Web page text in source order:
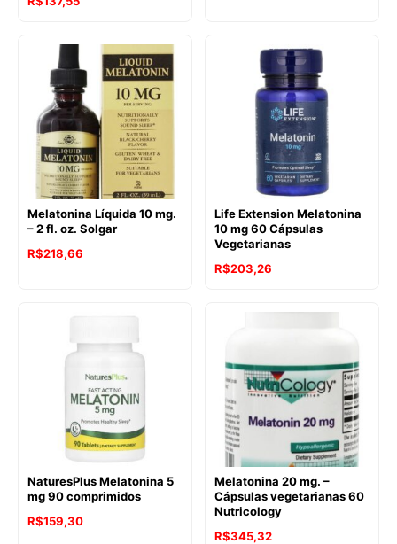
Melatonina Líquida 10 mg.
– 2 fl. oz. Solgar
R$218,66
Life Extension Melatonina
10 mg 60 Cápsulas
Vegetarianas
R$203,26
NaturesPlus Melatonina 5
mg 90 comprimidos
R$159,30
Melatonina 20 mg. –
Cápsulas vegetarianas 60
Nutricology
R$345,32